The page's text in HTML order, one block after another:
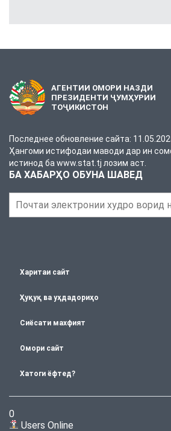
АГЕНТИИ ОМОРИ НАЗДИ
ПРЕЗИДЕНТИ ҶУМҲУРИИ
ТОҶИКИСТОН
Последнее обновление сайта:
Ҳангоми истифодаи маводи дар ин
истинод ба www.stat.tj лозим аст.
БА ХАБАРҲО ОБУНА ШАВЕД
Харитаи сайт
Ҳуқуқ ва уҳдадориҳо
Сиёсати махфият
Омори сайт
Хатоги ёфтед?
0
Users Online